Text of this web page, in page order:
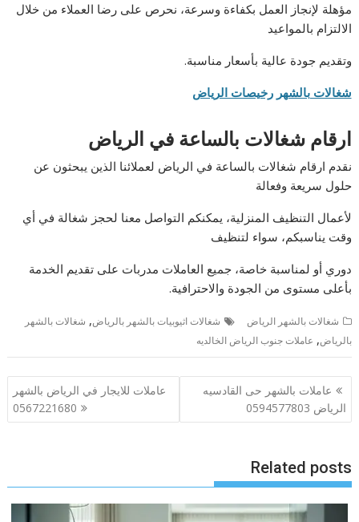
مؤهلة لإنجاز العمل بكفاءة وسرعة، نحرص على رضا العملاء من خلال
الالتزام بالمواعيد
وتقديم جودة عالية بأسعار مناسبة.
شغالات بالشهر رخيصات الرياض
ارقام شغالات بالساعة في الرياض
نقدم ارقام شغالات بالساعة في الرياض لعملائنا الذين يبحثون عن
حلول سريعة وفعالة
لأعمال التنظيف المنزلية، يمكنكم التواصل معنا لحجز شغالة في أي
وقت يناسبكم، سواء لتنظيف
دوري أو لمناسبة خاصة، جميع العاملات مدربات على تقديم الخدمة
بأعلى مستوى من الجودة والاحترافية.
شغالات بالشهر الرياض شغالات اثيوبيات بالشهر بالرياض, شغالات بالشهر
بالرياض, عاملات جنوب الرياض الخالديه
تصفّح
المقالات
عاملات بالشهر حى القادسيه
الرياض 0594577803
عاملات للايجار في الرياض بالشهر
0567221680
Related posts